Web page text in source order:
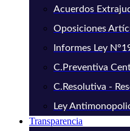
Acuerdos
Oposiciones
Informes Ley
C.Preventiva
C.Resolutiva -
Ley
Transparencia